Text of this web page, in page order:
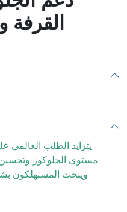
يتزايد الطلب العالمي
مستوى الجلوكوز
ويبحث المستهلكون